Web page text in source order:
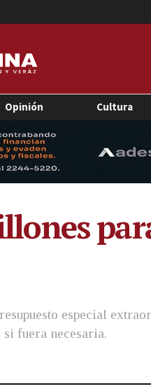
Opinión Cultura
especial
fuera necesaria.